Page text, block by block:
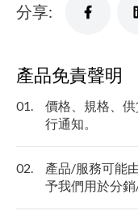
分享:
產品免責聲明
01.
價格、規格、
行通知。
02.
產品/服務可能
予我們用於分銷